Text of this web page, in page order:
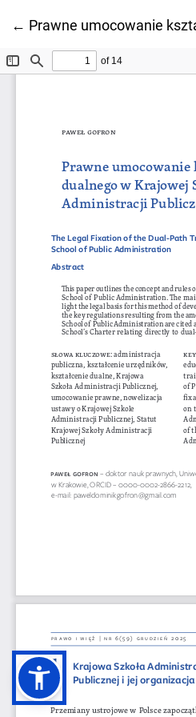
← Wróć do szczegółów
Prawne umocowanie